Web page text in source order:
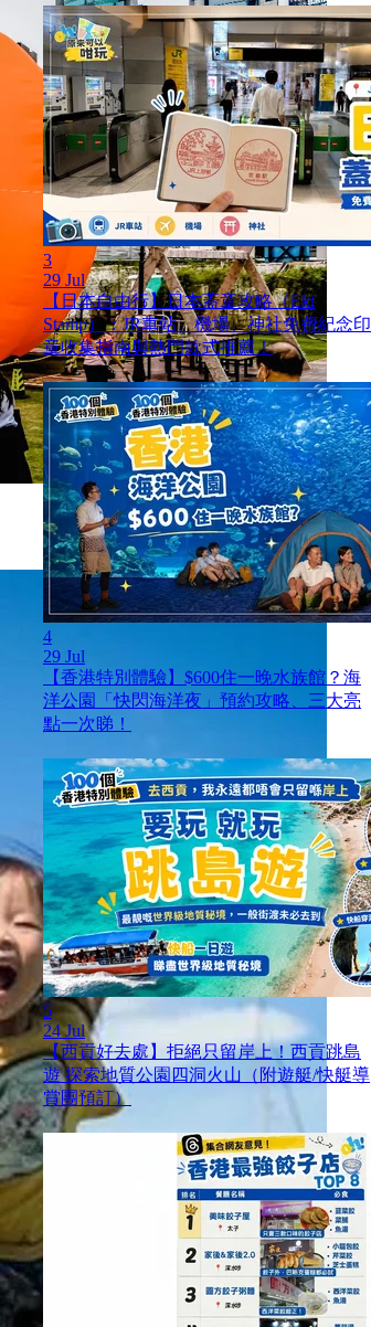
3
29 Jul
【日本自由行】日本蓋章攻略（Eki
Stamp）：JR車站、機場、神社免費紀念印
章收集指南與熱門款式推薦！
4
29 Jul
【香港特別體驗】$600住一晚水族館？海
洋公園「快閃海洋夜」預約攻略、三大亮
點一次睇！
5
24 Jul
【西貢好去處】拒絕只留岸上！西貢跳島
遊 探索地質公園四洞火山（附遊艇/快艇導
賞團預訂）